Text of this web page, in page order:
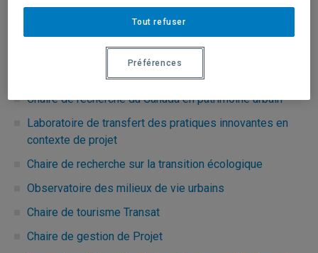
territoire et société
Chaire de recherche du Canada sur les petites et
moyennes villes en transformation
Observatoire de la consommation responsable
Chaire de recherche du Canada en patrimoine urbain
Laboratoire de transfert des pratiques innovantes en
contexte de projet
Chaire de recherche sur la transition écologique
Observatoire des milieux de vie urbains
Chaire de tourisme Transat
Chaire de gestion de Projet
Tout refuser
Préférences